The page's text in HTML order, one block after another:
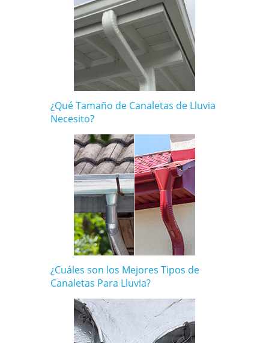
¿Qué Tamaño de Canaletas de Lluvia
Necesito?
¿Cuáles son los Mejores Tipos de
Canaletas Para Lluvia?